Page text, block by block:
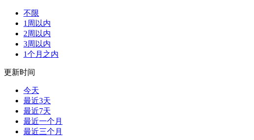
不限
1周以内
2周以内
3周以内
1个月之内
更新时间
今天
最近3天
最近7天
最近一个月
最近三个月